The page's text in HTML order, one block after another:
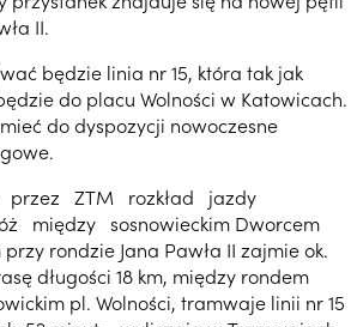
II.
będzie linia nr 15, która tak jak
do placu Wolności w Katowicach.
do dyspozycji nowoczesne
przez ZTM rozkład jazdy
między sosnowieckim Dworcem
rondzie Jana Pawła II zajmie ok.
długości 18 km, między rondem
pl. Wolności, tramwaje linii nr 15